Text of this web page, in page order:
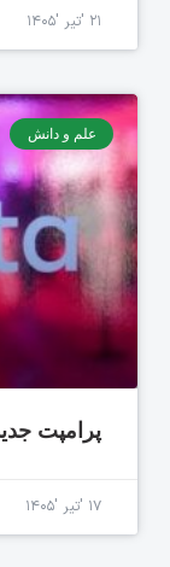
۲۱ 'تیر '۱۴۰۵
علم و دانش
پرامپت
۱۷ 'تیر '۱۴۰۵